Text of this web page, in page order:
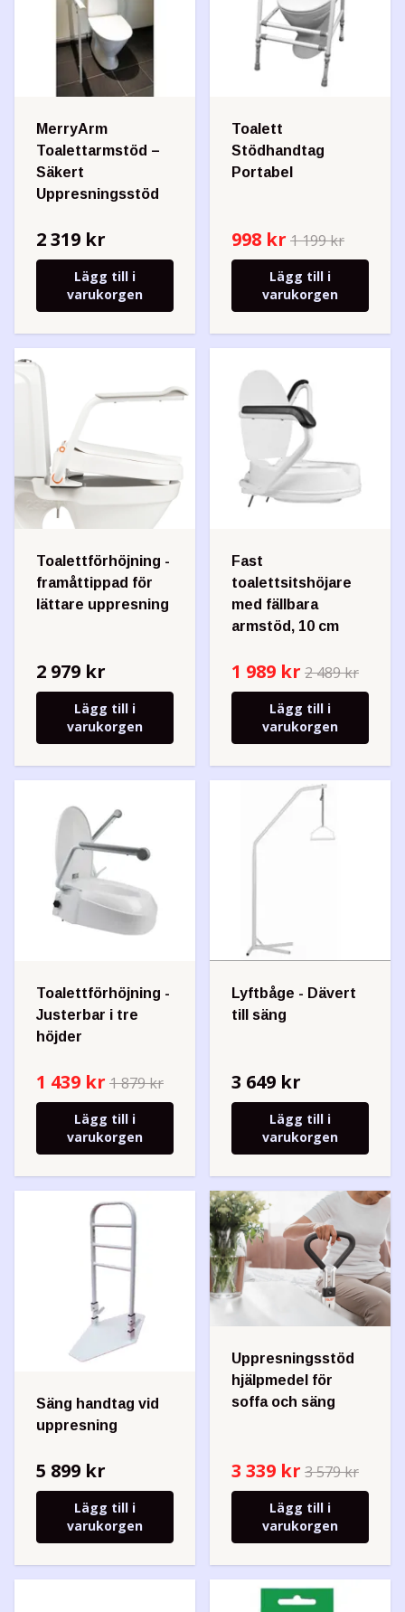
MerryArm
Toalettarmstöd –
Säkert
Uppresningsstöd
2 319 kr
Lägg till i
varukorgen
Toalett
Stödhandtag
Portabel
998 kr 1 199 kr
Lägg till i
varukorgen
Toalettförhöjning -
framåttippad för
lättare uppresning
2 979 kr
Lägg till i
varukorgen
Fast
toalettsitshöjare
med fällbara
armstöd, 10 cm
1 989 kr 2 489 kr
Lägg till i
varukorgen
Toalettförhöjning -
Justerbar i tre
höjder
1 439 kr 1 879 kr
Lägg till i
varukorgen
Lyftbåge - Dävert
till säng
3 649 kr
Lägg till i
varukorgen
Säng handtag vid
uppresning
5 899 kr
Lägg till i
varukorgen
Uppresningsstöd
hjälpmedel för
soffa och säng
3 339 kr 3 579 kr
Lägg till i
varukorgen